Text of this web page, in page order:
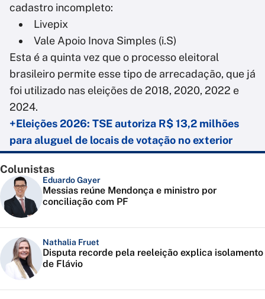
cadastro incompleto:
Livepix
Vale Apoio Inova Simples (i.S)
Esta é a quinta vez que o processo eleitoral
brasileiro permite esse tipo de arrecadação, que já
foi utilizado nas eleições de 2018, 2020, 2022 e
2024.
+Eleições 2026: TSE autoriza R$ 13,2 milhões
para aluguel de locais de votação no exterior
Colunistas
Eduardo Gayer
Messias reúne Mendonça e ministro por
conciliação com PF
Nathalia Fruet
Disputa recorde pela reeleição explica isolamento
de Flávio